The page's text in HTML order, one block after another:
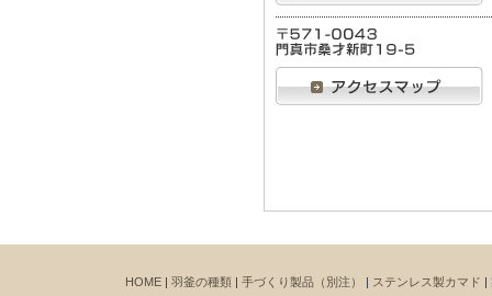
HOME | 羽釜の種類 | 手づくり製品（別注） | ステンレス製カマド |